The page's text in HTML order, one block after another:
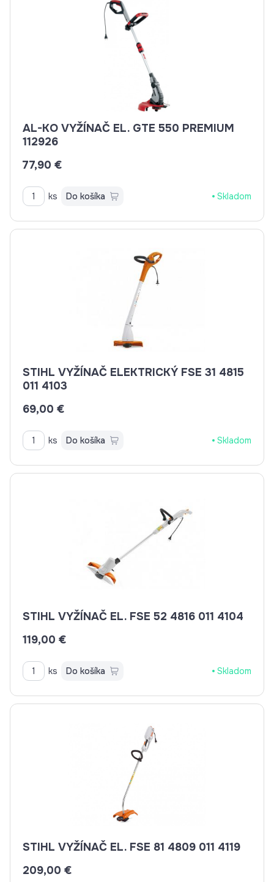
AL-KO VYŽÍNAČ EL. GTE 550 PREMIUM
112926
77,90 €
ks Do košíka Skladom
STIHL VYŽÍNAČ ELEKTRICKÝ FSE 31 4815
011 4103
69,00 €
ks Do košíka Skladom
STIHL VYŽÍNAČ EL. FSE 52 4816 011 4104
119,00 €
ks Do košíka Skladom
STIHL VYŽÍNAČ EL. FSE 81 4809 011 4119
209,00 €